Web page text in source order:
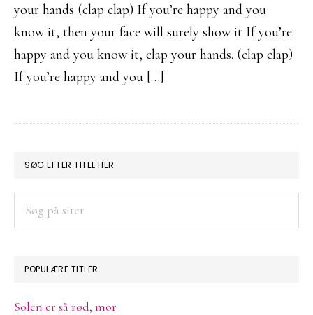
your hands (clap clap) If you’re happy and you
know it, then your face will surely show it If you’re
happy and you know it, clap your hands. (clap clap)
If you’re happy and you […]
PRIMÆR
SIDEBAR
SØG EFTER TITEL HER
POPULÆRE TITLER
Solen er så rød, mor